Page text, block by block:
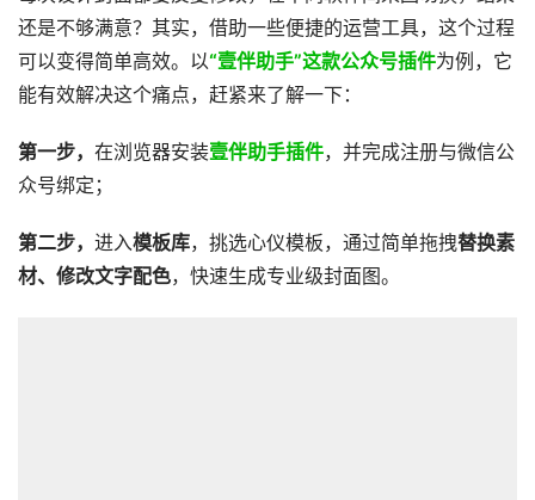
还是不够满意？其实，借助一些便捷的运营工具，这个过程
可以变得简单高效。以“壹伴助手”这款公众号插件为例，它
能有效解决这个痛点，赶紧来了解一下：
第一步， 在浏览器安装壹伴助手插件，并完成注册与微信公
众号绑定；
第二步， 进入模板库，挑选心仪模板，通过简单拖拽替换素
材、修改文字配色，快速生成专业级封面图。